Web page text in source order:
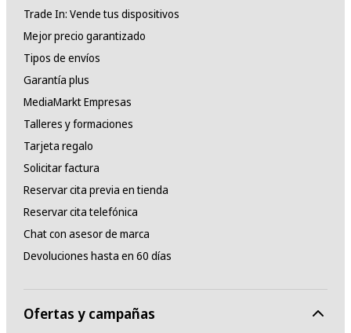
Trade In: Vende tus dispositivos
Mejor precio garantizado
Tipos de envíos
Garantía plus
MediaMarkt Empresas
Talleres y formaciones
Tarjeta regalo
Solicitar factura
Reservar cita previa en tienda
Reservar cita telefónica
Chat con asesor de marca
Devoluciones hasta en 60 días
Ofertas y campañas